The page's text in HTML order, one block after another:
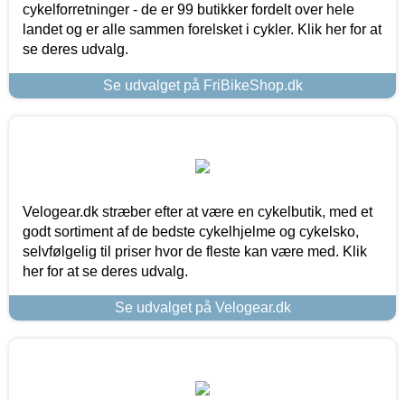
cykelforretninger - de er 99 butikker fordelt over hele
landet og er alle sammen forelsket i cykler. Klik her for at
se deres udvalg.
Se udvalget på FriBikeShop.dk
Velogear.dk stræber efter at være en cykelbutik, med et
godt sortiment af de bedste cykelhjelme og cykelsko,
selvfølgelig til priser hvor de fleste kan være med. Klik
her for at se deres udvalg.
Se udvalget på Velogear.dk